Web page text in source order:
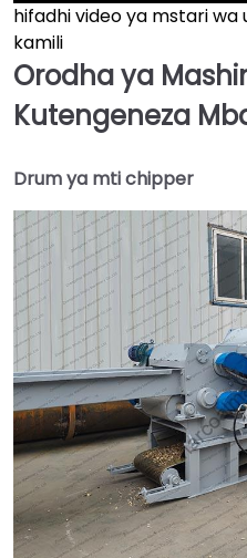
►
hifadhi video ya mstari wa
kamili
Orodha ya
Kutengeneza
Drum ya mti chipper